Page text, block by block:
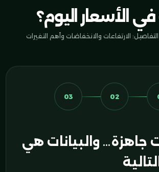
الأسعار اليوم؟
الارتفاعات والانخفاضات وأهم التغيرات
02
03
جاهزة… والبيانات هي